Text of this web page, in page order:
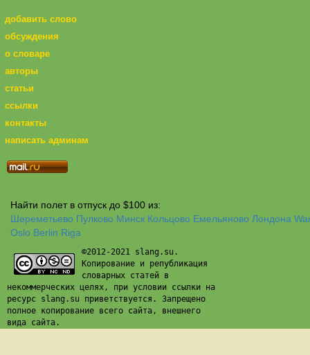
добавить слово
обсуждения
о словаре
авторы
статьи
ссылки
контакты
написать админам
Найти полет в отпуск до $100 из:
Шереметьево Пулково Минск Кольцово Емельяново Лондона
Oslo Berlin Riga
©2012-2021 slang.su.
Копирование и републикация
словарных статей в
некоммерческих целях, при условии ссылки на
ресурс slang.su приветствуется. Запрещено
полное копирование всего сайта, внешнего
вида сайта.